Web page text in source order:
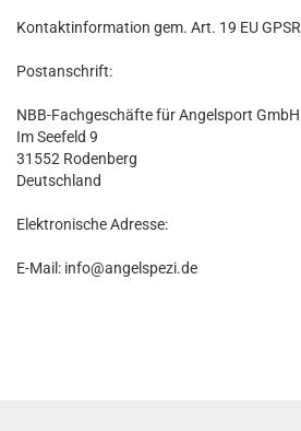
Kontaktinformation gem. Art. 19 EU GPSR
Postanschrift:
NBB-Fachgeschäfte für Angelsport GmbH
Im Seefeld 9
31552 Rodenberg
Deutschland
Elektronische Adresse:
E-Mail: info@angelspezi.de